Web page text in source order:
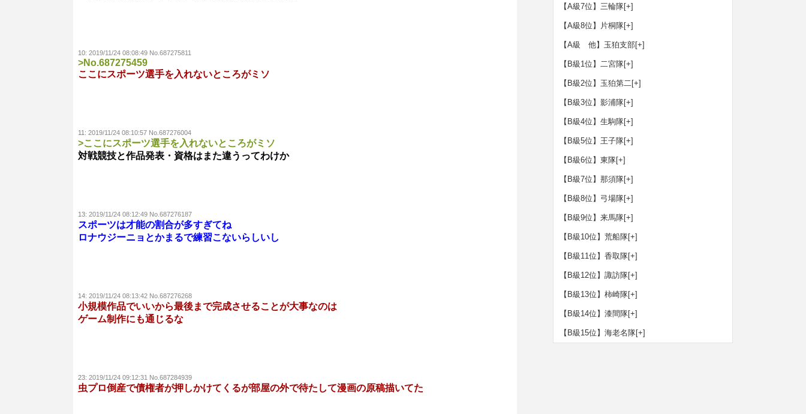
10: 2019/11/24 08:08:49 No.687275811
>No.687275459
ここにスポーツ選手を入れないところがミソ
11: 2019/11/24 08:10:57 No.687276004
>ここにスポーツ選手を入れないところがミソ
対戦競技と作品発表・資格はまた違うってわけか
13: 2019/11/24 08:12:49 No.687276187
スポーツは才能の割合が多すぎてね
ロナウジーニョとかまるで練習こないらしいし
14: 2019/11/24 08:13:42 No.687276268
小規模作品でいいから最後まで完成させることが大事なのは
ゲーム制作にも通じるな
23: 2019/11/24 09:12:31 No.687284939
虫プロ倒産で債権者が押しかけてくるが部屋の外で待たして漫画の原稿描いてた
【A級7位】三輪隊[+]
【A級8位】片桐隊[+]
【A級 他】玉狛支部[+]
【B級1位】二宮隊[+]
【B級2位】玉狛第二[+]
【B級3位】影浦隊[+]
【B級4位】生駒隊[+]
【B級5位】王子隊[+]
【B級6位】東隊[+]
【B級7位】那須隊[+]
【B級8位】弓場隊[+]
【B級9位】来馬隊[+]
【B級10位】荒船隊[+]
【B級11位】香取隊[+]
【B級12位】諏訪隊[+]
【B級13位】柿崎隊[+]
【B級14位】漆間隊[+]
【B級15位】海老名隊[+]